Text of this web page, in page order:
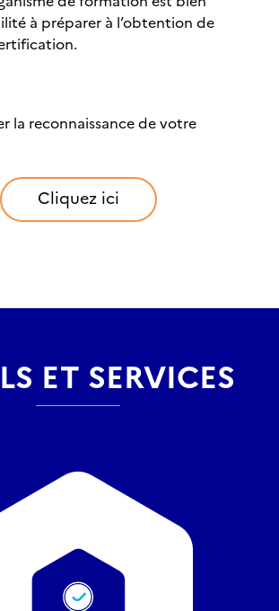
à préparer à l’obtention de
la reconnaissance de votre
Cliquez ici
ET SERVICES